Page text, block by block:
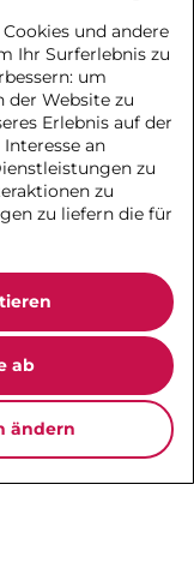
und andere
Ihr Surferlebnis zu
um
Website zu
Erlebnis auf der
an
zu
zu
zu liefern die für
ab
ändern